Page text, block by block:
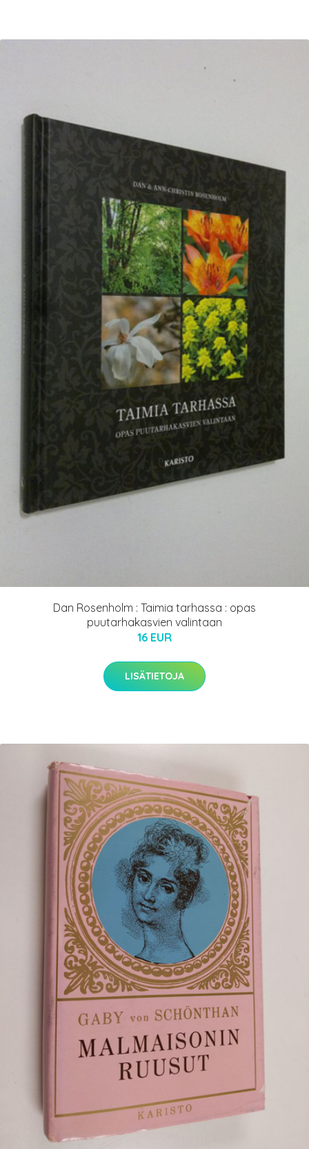
Dan Rosenholm : Taimia tarhassa : opas
puutarhakasvien valintaan
16 EUR
LISÄTIETOJA